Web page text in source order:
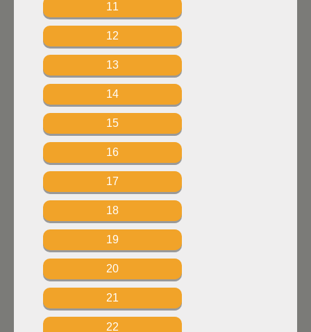
11
12
13
14
15
16
17
18
19
20
21
22